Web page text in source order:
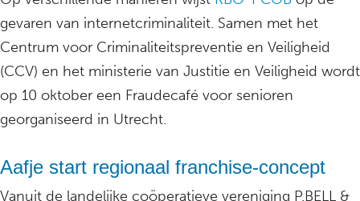
gevaren van internetcriminaliteit. Samen met het
Centrum voor Criminaliteitspreventie en Veiligheid
(CCV) en het ministerie van Justitie en Veiligheid wordt
op 10 oktober een Fraudecafé voor senioren
georganiseerd in Utrecht.
Aafje start regionaal franchise-concept
Vanuit de landelijke coöperatieve vereniging P.BELL &